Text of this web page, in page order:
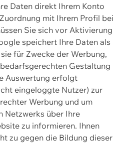
Daten direkt Ihrem Konto
mit Ihrem Profil bei
Sie sich vor Aktivierung
speichert Ihre Daten als
für Zwecke der Werbung,
Gestaltung
Auswertung erfolgt
eingeloggte Nutzer) zur
Werbung und um
Netzwerks über Ihre
zu informieren. Ihnen
zu gegen die Bildung dieser